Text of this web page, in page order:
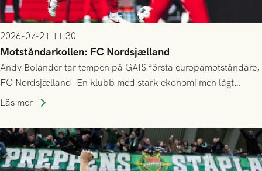
2026-07-21 11:30
Motståndarkollen: FC Nordsjælland
Andy Bolander tar tempen på GAIS första europamotståndare,
FC Nordsjælland. En klubb med stark ekonomi men lågt
publiksnitt, ett lag med både kollektiv styrka och individuell
Läs mer